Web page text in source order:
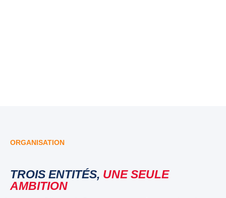
ORGANISATION
TROIS ENTITÉS, UNE SEULE
AMBITION